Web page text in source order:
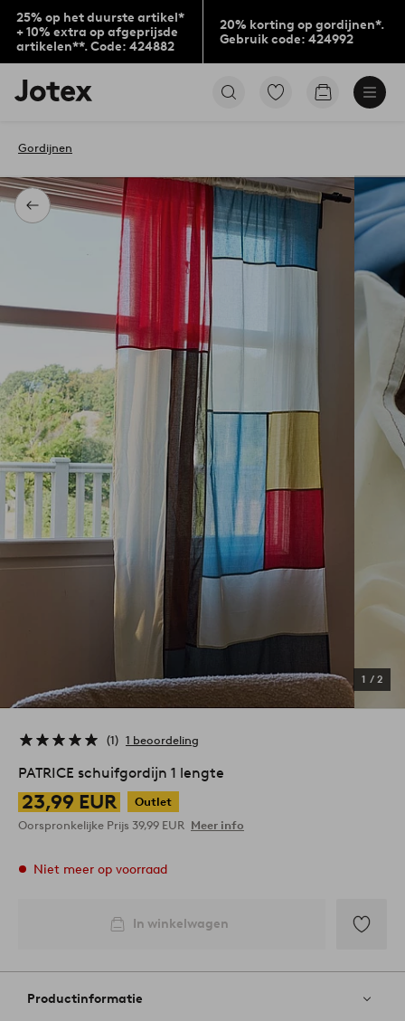
25% op het duurste artikel*
+ 10% extra op afgeprijsde
artikelen**. Code: 424882
20% korting op gordijnen*.
Gebruik code: 424992
Jotex
logo
to
home
page
Ga
Go
Terug
Gordijnen
1 / 2
1 1 beoordeling
PATRICE schuifgordijn 1 lengte
23,99 EUR
Outlet
Oorspronkelijke Prijs 39,99 EUR Meer info
Niet meer op voorraad
In winkelwagen
aan
Productinformatie